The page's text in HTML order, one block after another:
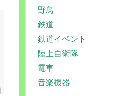
野鳥
鉄道
鉄道イベント
陸上自衛隊
電車
音楽機器